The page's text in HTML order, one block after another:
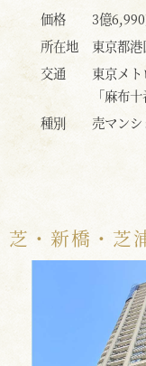
格改定さ
価格
3億
所在地
東京都
東京メ
「麻布
種別
芝・新橋・芝